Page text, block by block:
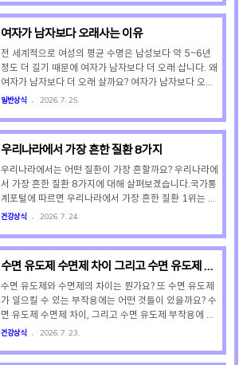
열이 날 때..
코올이 땀과 함께 몸밖으로 일부 배출되어 술 깨는데 다
로 간에서 해독되기 때문에 사우나로 땀을 많이 뺀다고
해서 술이 깨는 것은 아닙니다. 다만, 땀과 함께 알코올이
일부 배출되었기 때문에 간에서 해독할 알코올의 양이 다
소 줄어들 뿐입니다. 따라서 술먹고 사우나로 땀을 많이
빼도 술 깨는데는 별로 도움이 되지 않는다는 것이 진실
여자가 남자보다 오래사는 이유
전 세계적으로 여성의 평균 수명은 남성보다 약 5~6년
정도 더 길기 때문에 여자가 남자보다 더 오래 삽니다. 왜
여자가 남자보다 더 오래 살까요? 여자가 남자보다 오래
사는 이유에 대해 살펴보겠습니다.① 염색체의 이점여성
색체에 유전적 결함이 생겨도 다른 건강한 X 염색체가 이
유전적 돌연변이나 질병에 더 취약합니다. ② 호르몬의
이점여성 호르몬인 에스트로겐은 혈관을 보호하고 나쁜
콜레스테롤(LDL)을 낮추어 심혈관 질환을 예방하고 항산
화 및 면역 증진에도 도움을 줍니다. 그러나 남성 호르몬
인 테스토스테론은 면역 체계를 억제하고 심장 질환의 위
일반상식 2026. 7. 25.
우리나라에서 가장 흔한 질환 8가지
우리나라에서는 어떤 질환이 가장 흔할까요? 우리나라에
서 가장 흔한 질환 8가지에 대해 살펴보겠습니다.국가통
계포털에 따르면 우리나라에서 가장 흔한 질환 1위는 잇
몸병인 치은염 및 치주질환이라고 합니다. 그 다음은 급
에서 8위까지에 대한 설명은 아래와 같습니다. ① 1위는
으로, 대한민국 국민이 가장 많이 앓는 1위 질환입니다.
치은염 및 치주질환은 치석이나 치태로 인해 잇몸에 염증
이 생기는 질환입니다. ② 2위는 급성 기관지염연간 환자
수 약 1,588만 명으로, 대한민국 국민이 두 번째로 많이
앓는 질환입니다. 급성 기관지염은 기관지에 급성 염증이
건강상식 2026. 7. 24.
수면 유도제 수면제 차이 그리고 수면 유도제 부
작용
수면 유도제와 수면제의 차이는 뭔가요? 또 수면 유도제
가 일으킬 수 있는 부작용에는 어떤 것들이 있을까요? 수
면 유도제 수면제 차이, 그리고 수면 유도제 부작용에 대
해 알아보겠습니다.수면 유도제는 일반의약품이기 때문
면제는 전문의약품이므로 반드시 의사의 처방전이 있어
건강상식 2026. 7. 23.